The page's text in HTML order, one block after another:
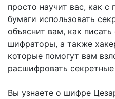
просто научит вас, как
бумаги использовать
объяснит вам, как
шифраторы, а также
которые помогут вам
расшифровать
Вы узнаете о шифре